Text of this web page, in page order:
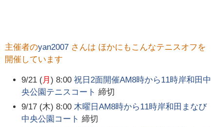
主催者のyan2007 さんは ほかにもこんなテニスオフを
開催しています
9/21 (月) 8:00 祝日2面開催AM8時から11時岸和田中
央公園テニスコート 締切
9/17 (木) 8:00 木曜日AM8時から11時岸和田まなび
中央公園コート 締切